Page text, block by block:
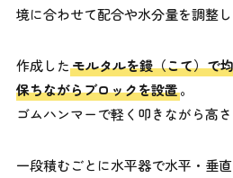
境に合わせて配合や水分量を調整し
作成したモルタルを鏝（こて）で
保ちながらブロックを設置。
ゴムハンマーで軽く叩きながら高
一段積むごとに水平器で水平・垂